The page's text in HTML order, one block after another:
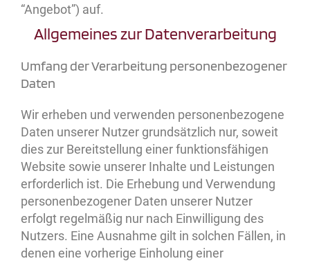
“Angebot”) auf.
Allgemeines zur Datenverarbeitung
Umfang der Verarbeitung personenbezogener
Daten
Wir erheben und verwenden personenbezogene
Daten unserer Nutzer grundsätzlich nur, soweit
dies zur Bereitstellung einer funktionsfähigen
Website sowie unserer Inhalte und Leistungen
erforderlich ist. Die Erhebung und Verwendung
personenbezogener Daten unserer Nutzer
erfolgt regelmäßig nur nach Einwilligung des
Nutzers. Eine Ausnahme gilt in solchen Fällen, in
denen eine vorherige Einholung einer